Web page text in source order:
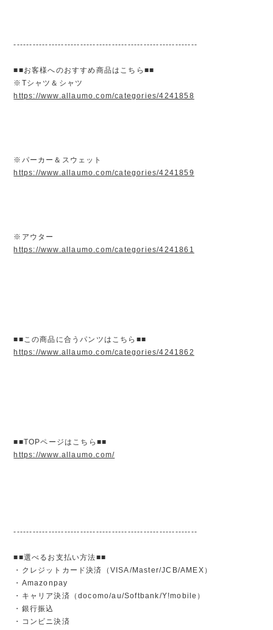
----------------------------------------------------------
■■お客様へのおすすめ商品はこちら■■
※Tシャツ＆シャツ
https://www.allaumo.com/categories/4241858
※パーカー＆スウェット
https://www.allaumo.com/categories/4241859
※アウター
https://www.allaumo.com/categories/4241861
■■この商品に合うパンツはこちら■■
https://www.allaumo.com/categories/4241862
■■TOPページはこちら■■
https://www.allaumo.com/
----------------------------------------------------------
■■選べるお支払い方法■■
・クレジットカード決済（VISA/Master/JCB/AMEX）
・Amazonpay
・キャリア決済（docomo/au/Softbank/Y!mobile）
・銀行振込
・コンビニ決済